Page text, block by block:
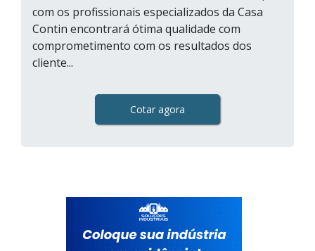
com os profissionais especializados da Casa
Contin encontrará ótima qualidade com
comprometimento com os resultados dos
cliente...
Cotar agora